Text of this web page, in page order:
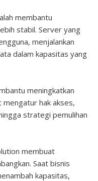
membantu
stabil. Server yang
menjalankan
dalam kapasitas yang
meningkatkan
mengatur hak akses,
strategi pemulihan
membuat
Saat bisnis
kapasitas,